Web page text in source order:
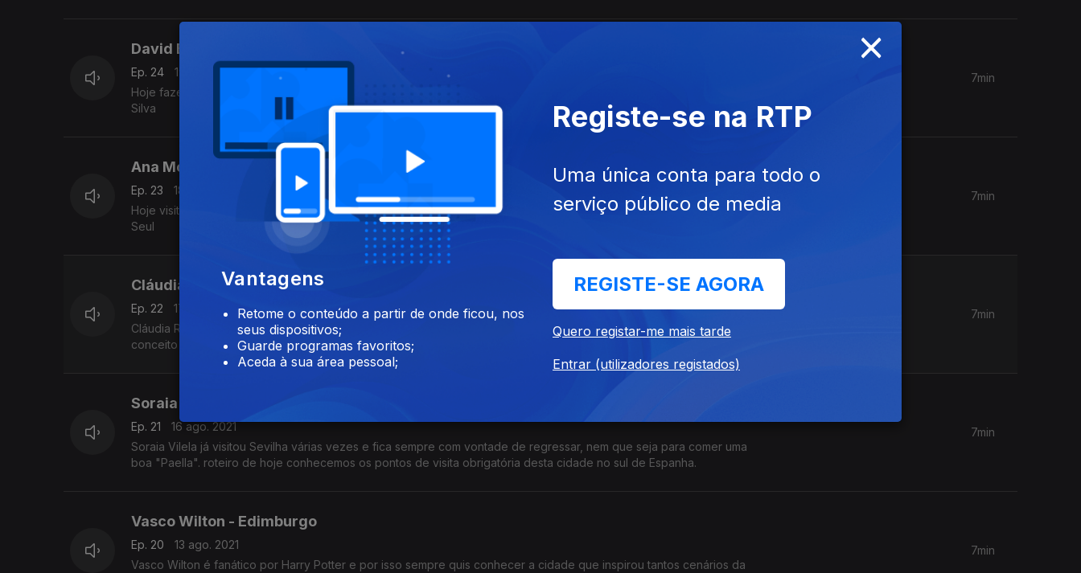
David Baptista da Silva - Viena
Ep. 24
19 ago. 2021
Hoje fazemos um roteiro por uma cidade com um legado artístico e intelectual: Viena foi a escolha de David Baptista da
Silva
7min
Ana Montenegro - Seul
Ep. 23
18 ago. 2021
Hoje visitamos a capital da Coreia do Norte: a escolha de Ana Montenegro que nunca esquecerá a gastronomia de
Seul
7min
Cláudia Ramos Moreira - Copenhaga
Ep. 22
17 ago. 2021
Cláudia Ramos Moreira recorda Copenhaga tanto pelos locais que visitou, como pelo espírito dinamarquês: um
conceito de "viver o momento" que a conquistou para sempre.
7min
Soraia Vilela - Sevilha
Ep. 21
16 ago. 2021
Soraia Vilela já visitou Sevilha várias vezes e fica sempre com vontade de regressar, nem que seja para comer uma
boa "Paella". roteiro de hoje conhecemos os pontos de visita obrigatória desta cidade no sul de Espanha.
7min
Vasco Wilton - Edimburgo
Ep. 20
13 ago. 2021
Vasco Wilton é fanático por Harry Potter e por isso sempre quis conhecer a cidade que inspirou tantos cenários da
7min
×
Vantagens
Retome o conteúdo a partir de onde ficou, nos
seus dispositivos;
Guarde programas favoritos;
Aceda à sua área pessoal;
Registe-se na RTP
Uma única conta para todo o
serviço público de media
REGISTE-SE AGORA
Quero registar-me mais tarde
Entrar (utilizadores registados)